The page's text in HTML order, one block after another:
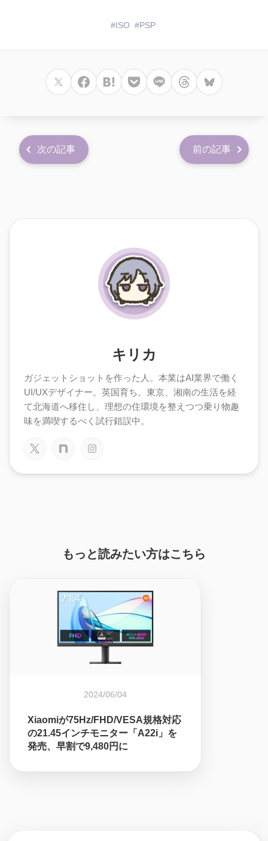
ISO PSP
次の記事 前の記事
キリカ
ガジェットショットを作った人。本業はAI業界で働く
UI/UXデザイナー。英国育ち。東京、湘南の生活を経
て北海道へ移住し、理想の住環境を整えつつ乗り物趣
味を満喫するべく試行錯誤中。
もっと読みたい方はこちら
2024/06/04
Xiaomiが75Hz/FHD/VESA規格対応
の21.45インチモニター「A22i」を
発売、早割で9,480円に